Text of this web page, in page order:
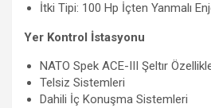
İtki Tipi: 100 Hp İçten Yanmalı
Yer Kontrol İstasyonu
NATO Spek ACE-III Şeltır
Telsiz Sistemleri
Dahili İç Konuşma Sistemleri